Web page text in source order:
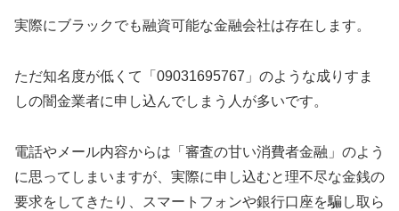
実際にブラックでも融資可能な金融会社は存在します。
ただ知名度が低くて「09031695767」のような成りすま
しの闇金業者に申し込んでしまう人が多いです。
電話やメール内容からは「審査の甘い消費者金融」のよう
に思ってしまいますが、実際に申し込むと理不尽な金銭の
要求をしてきたり、スマートフォンや銀行口座を騙し取ら